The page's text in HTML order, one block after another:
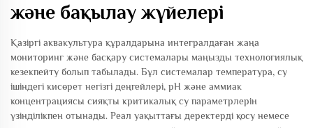
және бақылау жүйелері
Қазіргі аквакультура құралдарына интегралдаған жаңа
мониторинг және басқару системалары маңызды технологиялық
кезекпейту болып табылады. Бұл системалар температура, су
ішіндегі кисөрет негізгі деңгейлері, pH және аммиак
концентрациясы сияқты критикалық су параметрлерін
үзінділікпен отынады. Реал уақыттағы деректерді қосу немесе